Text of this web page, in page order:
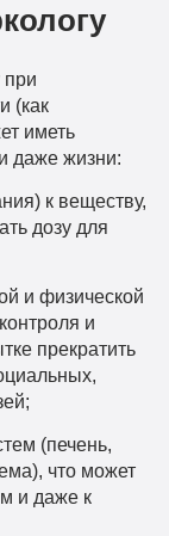
при
(как
иметь
даже жизни:
к веществу,
дозу для
и физической
и
прекратить
(печень,
что может
и даже к